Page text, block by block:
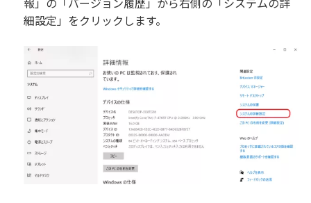
細設定」をクリックします。